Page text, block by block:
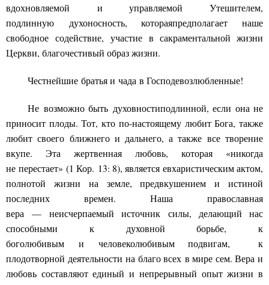
вдохновляемой и управляемой Утешителем,
подлинную
духоносность, котораяпредполагает наше
свободное содействие,участие в сакраментальной жизни
Церкви, благочестивый образ жизни.
Честнейшие братья и чада в Господевозлюбленные!
Не возможно быть духовностиподлинной, если она не
приносит плоды. Тот, кто по-настоящему любит Бога, также
любит своего ближнего и дальнего, а такжевсе творение
вкупе. Эта жертвенная любовь, которая «никогда
неперестает» (1 Кор. 13: 8), является евхаристическим актом,
полнотой жизни на земле, предвкушением и истиной
последних времен. Наша православная
вера — неисчерпаемый источник силы, делающий нас
способными
к духовной борьбе, к
боголюбивым и человеколюбивым подвигам, к
плодотворной деятельности на благо всех в мире сем. Вера и
любовь составляют единый и непрерывный опыт жизни в